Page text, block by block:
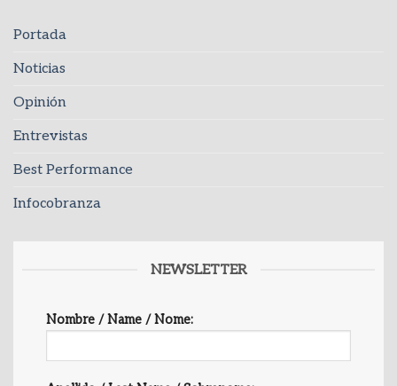
Portada
Noticias
Opinión
Entrevistas
Best Performance
Infocobranza
NEWSLETTER
Nombre / Name / Nome: